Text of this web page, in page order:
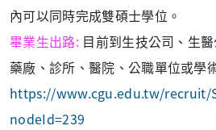
內可以同時完成雙碩士學位。
畢業生出路: 目前到生技公司、生
藥廠、診所、醫院、公職單位或學
https://www.cgu.edu.tw/recruit/
nodeId=239